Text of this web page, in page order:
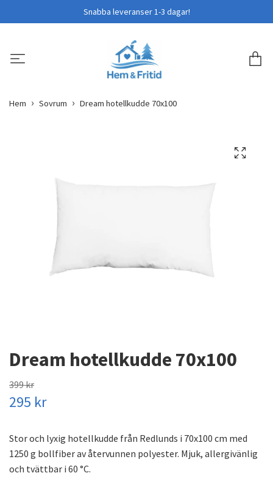
Snabba leveranser 1-3 dagar!
Hem Sovrum Dream hotellkudde 70x100
Dream hotellkudde 70x100
399 kr
295 kr
Stor och lyxig hotellkudde från Redlunds i 70x100 cm med
1250 g bollfiber av återvunnen polyester. Mjuk, allergivänlig
och tvättbar i 60 °C.